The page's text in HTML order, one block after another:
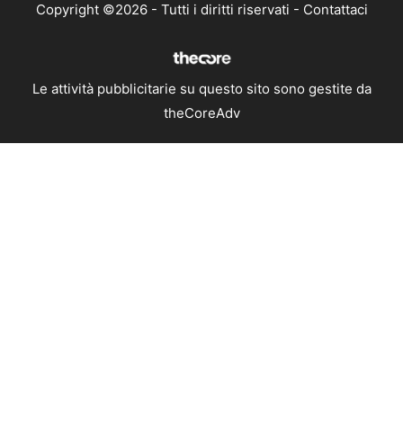
Copyright ©2026 - Tutti i diritti riservati - Contattaci
Le attività pubblicitarie su questo sito sono gestite da
theCoreAdv